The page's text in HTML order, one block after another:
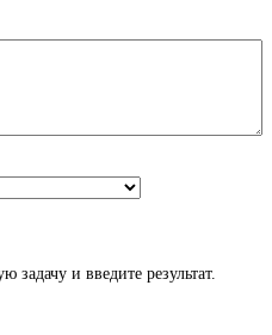
задачу и введите результат.